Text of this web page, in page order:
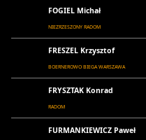
FOGIEL Michał
NIEZRZESZONY RADOM
FRESZEL Krzysztof
BOERNEROWO BIEGA WARSZAWA
FRYSZTAK Konrad
RADOM
FURMANKIEWICZ Paweł